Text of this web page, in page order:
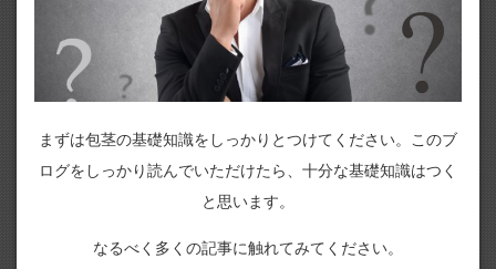
まずは包茎の基礎知識をしっかりとつけてください。このブ
ログをしっかり読んでいただけたら、十分な基礎知識はつく
と思います。
なるべく多くの記事に触れてみてください。